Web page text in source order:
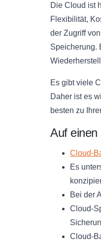
Die Cloud ist
Flexibilität,
der Zugriff
Speicherung.
Es gibt viele
Daher ist es
besten zu
Auf einen
Cloud-
Es
Bei der
Cloud-
Cloud-